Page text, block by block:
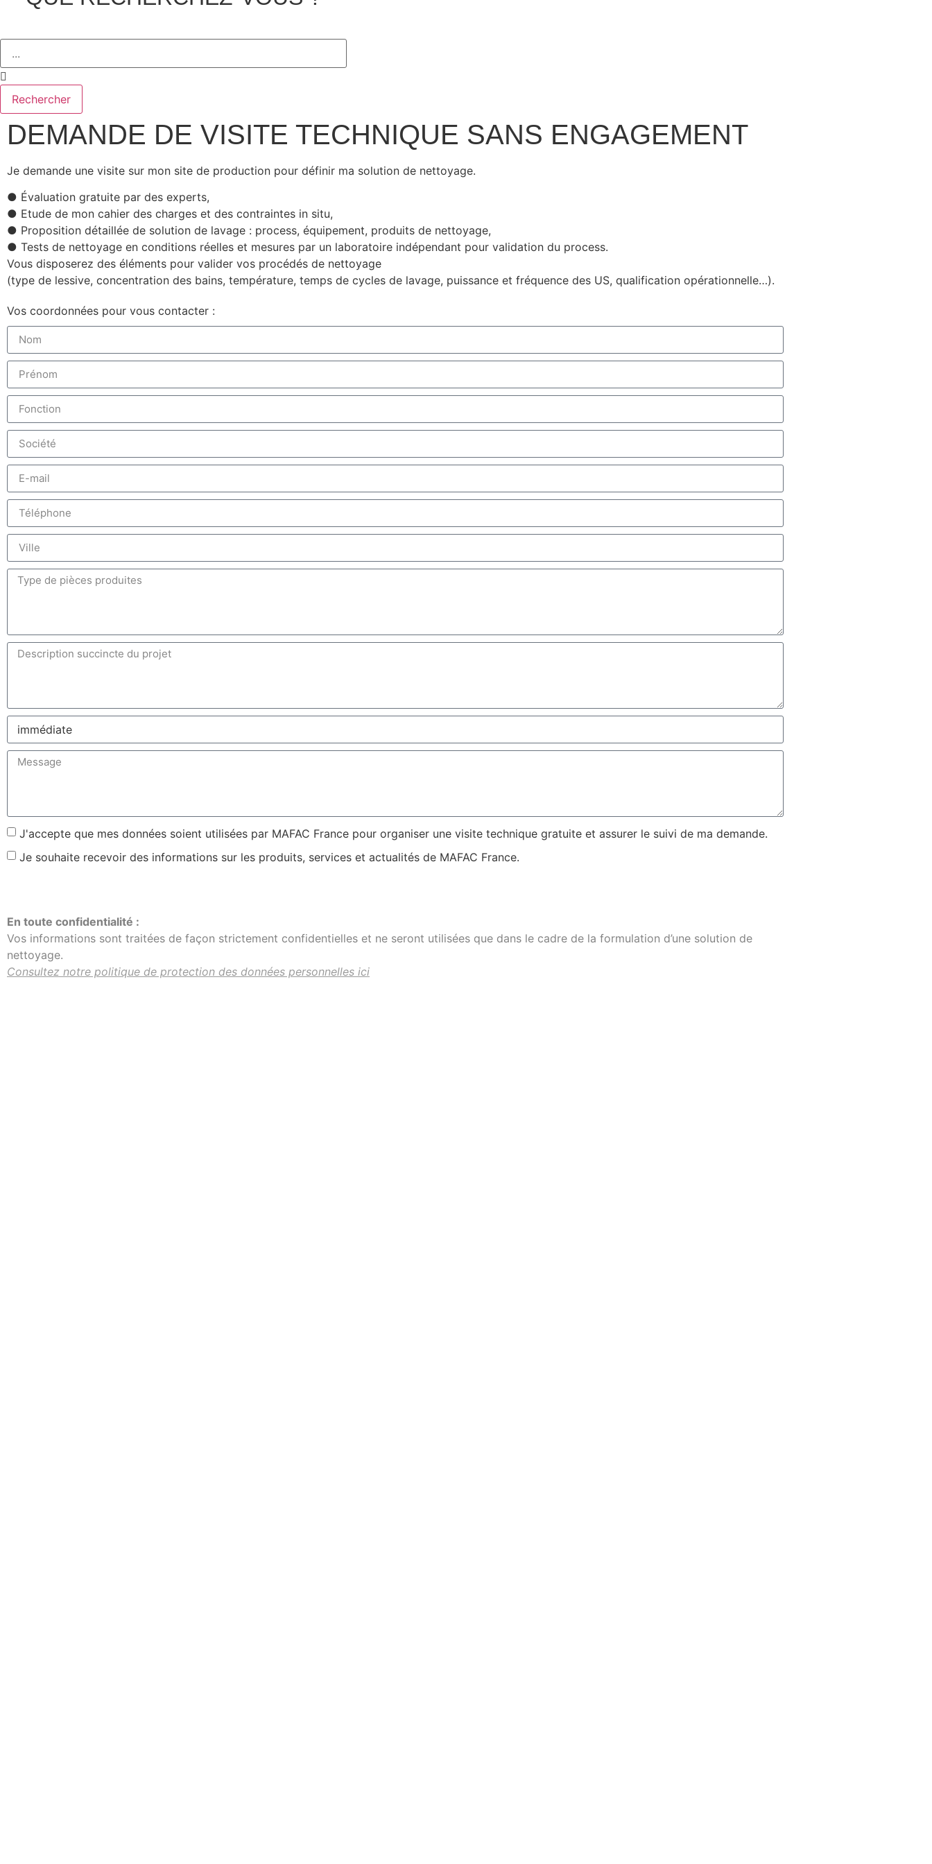
Rechercher
DEMANDE DE VISITE TECHNIQUE SANS ENGAGEMENT
Je demande une visite sur mon site de production pour définir ma solution de nettoyage.
● Évaluation gratuite par des experts,
● Etude de mon cahier des charges et des contraintes in situ,
● Proposition détaillée de solution de lavage : process, équipement, produits de nettoyage,
● Tests de nettoyage en conditions réelles et mesures par un laboratoire indépendant pour validation du process.
Vous disposerez des éléments pour valider vos procédés de nettoyage
(type de lessive, concentration des bains, température, temps de cycles de lavage, puissance et fréquence des US, qualification opérationnelle…).
Vos coordonnées pour vous contacter :
J'accepte que mes données soient utilisées par MAFAC France pour organiser une visite technique gratuite et assurer le suivi de ma demande.
Je souhaite recevoir des informations sur les produits, services et actualités de MAFAC France.
En toute confidentialité :
Vos informations sont traitées de façon strictement confidentielles et ne seront utilisées que dans le cadre de la formulation d’une solution de
nettoyage.
Consultez notre politique de protection des données personnelles ici